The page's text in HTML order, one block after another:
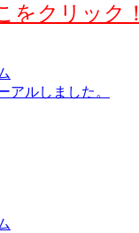
をクリック！
アルしました。